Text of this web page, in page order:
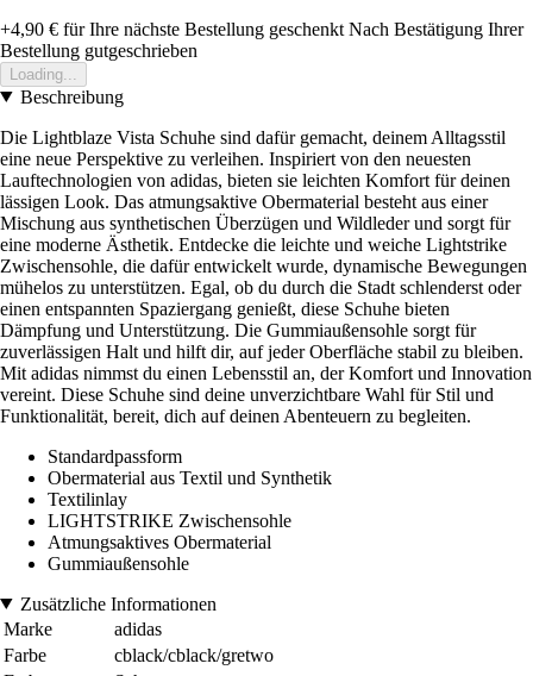
+4,90 € für Ihre nächste Bestellung geschenkt Nach Bestätigung Ihrer
Bestellung gutgeschrieben
Loading...
Beschreibung
Die Lightblaze Vista Schuhe sind dafür gemacht, deinem Alltagsstil
eine neue Perspektive zu verleihen. Inspiriert von den neuesten
Lauftechnologien von adidas, bieten sie leichten Komfort für deinen
lässigen Look. Das atmungsaktive Obermaterial besteht aus einer
Mischung aus synthetischen Überzügen und Wildleder und sorgt für
eine moderne Ästhetik. Entdecke die leichte und weiche Lightstrike
Zwischensohle, die dafür entwickelt wurde, dynamische Bewegungen
mühelos zu unterstützen. Egal, ob du durch die Stadt schlenderst oder
einen entspannten Spaziergang genießt, diese Schuhe bieten
Dämpfung und Unterstützung. Die Gummiaußensohle sorgt für
zuverlässigen Halt und hilft dir, auf jeder Oberfläche stabil zu bleiben.
Mit adidas nimmst du einen Lebensstil an, der Komfort und Innovation
vereint. Diese Schuhe sind deine unverzichtbare Wahl für Stil und
Funktionalität, bereit, dich auf deinen Abenteuern zu begleiten.
Standardpassform
Obermaterial aus Textil und Synthetik
Textilinlay
LIGHTSTRIKE Zwischensohle
Atmungsaktives Obermaterial
Gummiaußensohle
Zusätzliche Informationen
Marke
adidas
Farbe
cblack/cblack/gretwo